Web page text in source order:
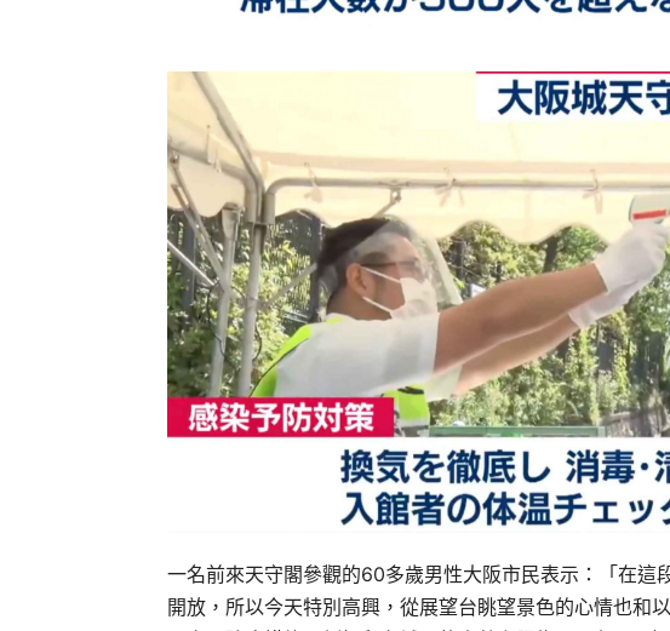
一名前來天守閣參觀的60多歲男性大阪市民表示：「在這
開放，所以今天特別高興，從展望台眺望景色的心情也和